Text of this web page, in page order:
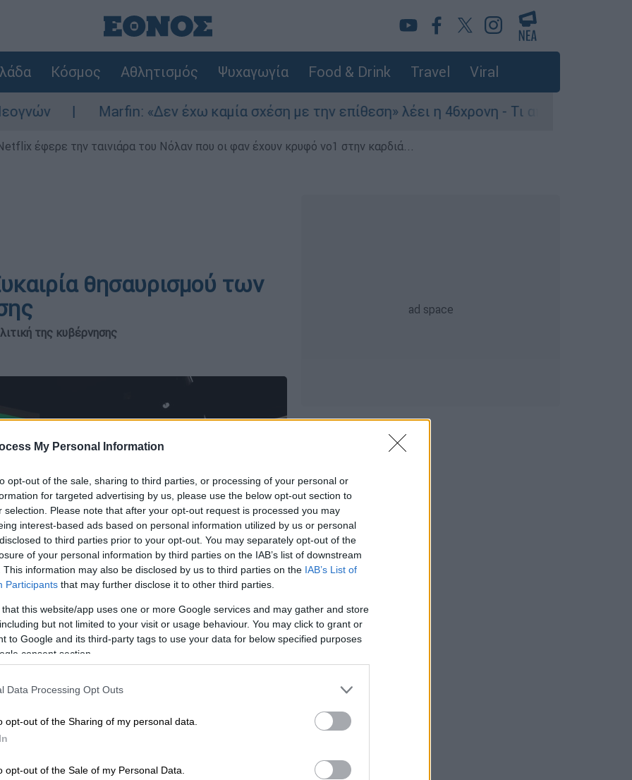
My Personal Information
opt-out of the sale, sharing to third parties, or processing of your personal or
for targeted advertising by us, please use the below opt-out section to
selection. Please note that after your opt-out request is processed you may
interest-based ads based on personal information utilized by us or personal
to third parties prior to your opt-out. You may separately opt-out of the
of your personal information by third parties on the IAB’s list of downstream
This information may also be disclosed by us to third parties on the IAB’s List of
Participants that may further disclose it to other third parties.
that this website/app uses one or more Google services and may gather and store
but not limited to your visit or usage behaviour. You may click to grant or
to Google and its third-party tags to use your data for below specified purposes
consent section.
Data Processing Opt Outs
opt-out of the Sharing of my personal data.
opt-out of the Sale of my Personal Data.
Κόσμος Αθλητισμός Ψυχαγωγία Food & Drink Travel Viral
Marfin: «Δεν έχω καμία σχέση με την επίθεση» λέει η 46χρονη - Τι αποκάλυψε στους
έφερε την ταινιάρα του Νόλαν που οι φαν έχουν κρυφό νο1 στην καρδιά...
θησαυρισμού των
της κυβέρνησης